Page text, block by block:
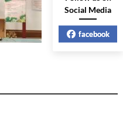
Social Media
facebook